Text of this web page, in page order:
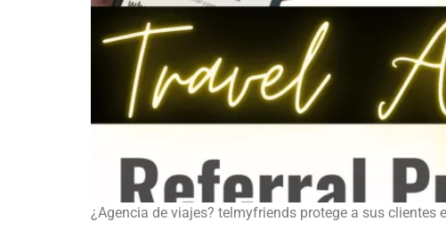
¿Agencia de viajes? telmyfriends protege a sus